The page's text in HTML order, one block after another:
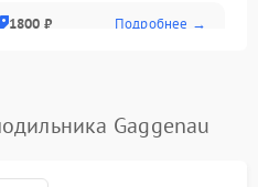
1800 ₽ Подробнее →
2600 ₽ Подробнее →
Gaggenau